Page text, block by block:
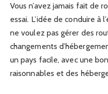
Vous n’avez jamais fait de
essai. L’idée de conduire à
ne voulez pas gérer des
changements
un pays facile, avec une
raisonnables et des